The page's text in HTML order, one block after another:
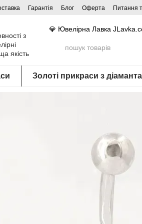
Гарантія Блог Оферта Питання
💎 Ювелірна Лавка
Золоті прикраси з